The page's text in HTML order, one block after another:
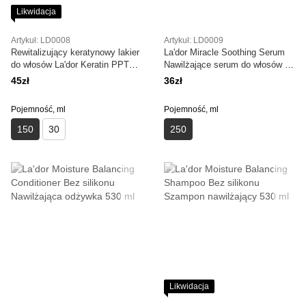
Likwidacja
Artykuł: LD0008
Rewitalizujący keratynowy lakier
do włosów La'dor Keratin PPT
Before Spray 150ml
45zł
Pojemność, ml
150 30
Artykuł: LD0009
La'dor Miracle Soothing Serum
Nawilżające serum do włosów z
ochroną termiczną 250 ml
36zł
Pojemność, ml
250
Likwidacja